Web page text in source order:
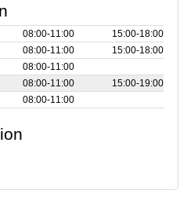
08:00‑11:00
15:00‑18:00
08:00‑11:00
15:00‑18:00
08:00‑11:00
08:00‑11:00
15:00‑19:00
08:00‑11:00